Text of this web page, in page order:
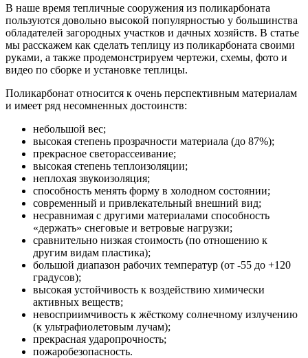
В наше время тепличные сооружения из поликарбоната
пользуются довольно высокой популярностью у большинства
обладателей загородных участков и дачных хозяйств. В статье
мы расскажем как сделать теплицу из поликарбоната своими
руками, а также продемонстрируем чертежи, схемы, фото и
видео по сборке и установке теплицы.
Поликарбонат относится к очень перспективным материалам
и имеет ряд несомненных достоинств:
небольшой вес;
высокая степень прозрачности материала (до 87%);
прекрасное светорассеивание;
высокая степень теплоизоляции;
неплохая звукоизоляция;
способность менять форму в холодном состоянии;
современный и привлекательный внешний вид;
несравнимая с другими материалами способность
«держать» снеговые и ветровые нагрузки;
сравнительно низкая стоимость (по отношению к
другим видам пластика);
большой диапазон рабочих температур (от -55 до +120
градусов);
высокая устойчивость к воздействию химически
активных веществ;
невосприимчивость к жёсткому солнечному излучению
(к ультрафиолетовым лучам);
прекрасная ударопрочность;
пожаробезопасность.